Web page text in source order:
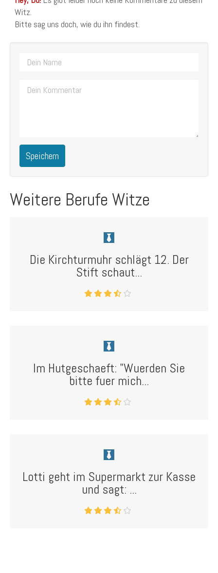
Witz.
Bitte sag uns doch, wie du ihn findest.
Speichern
Weitere Berufe Witze
Die Kirchturmuhr schlägt 12. Der
Stift schaut...
Im Hutgeschaeft: "Wuerden Sie
bitte fuer mich...
Lotti geht im Supermarkt zur Kasse
und sagt: ...